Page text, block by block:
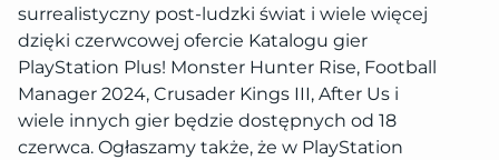
surrealistyczny post-ludzki świat i wiele więcej
dzięki czerwcowej ofercie Katalogu gier
PlayStation Plus! Monster Hunter Rise, Football
Manager 2024, Crusader Kings III, After Us i
wiele innych gier będzie dostępnych od 18
czerwca. Ogłaszamy także, że w PlayStation